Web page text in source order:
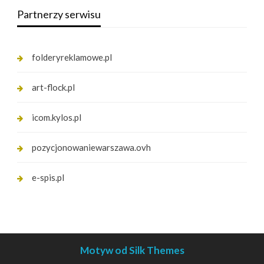
Partnerzy serwisu
folderyreklamowe.pl
art-flock.pl
icom.kylos.pl
pozycjonowaniewarszawa.ovh
e-spis.pl
Motyw od Silk Themes